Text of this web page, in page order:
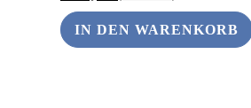
IN DEN WARENKORB